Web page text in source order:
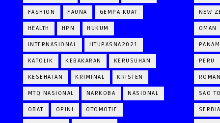
FASHION FAUNA GEMPA KUAT
HEALTH HPN HUKUM
INTERNASIONAL JITUPASNA2021
KATOLIK KEBAKARAN KERUSUHAN
KESEHATAN KRIMINAL KRISTEN
MTQ NASIONAL NARKOBA NASIONAL
OBAT OPINI OTOMOTIF
NEW
OMAN
PERU
SAO